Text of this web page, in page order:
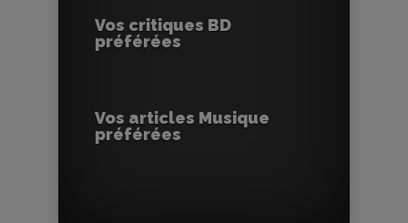
Vos critiques BD
préférées
Vos articles Musique
préférées